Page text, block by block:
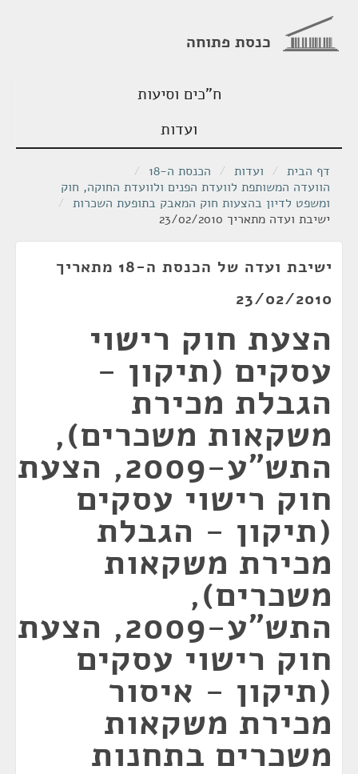
כנסת פתוחה
ח"כים וסיעות
ועדות
דף הבית / ועדות / הכנסת ה-18
/
הוועדה המשותפת לוועדת הפנים ולוועדת החוקה, חוק
ומשפט לדיון בהצעות חוק המאבק בתופעת השכרות /
ישיבת ועדה מתאריך 23/02/2010
ישיבת ועדה של הכנסת ה-18 מתאריך
23/02/2010
הצעת חוק רישוי
עסקים (תיקון -
הגבלת מכירת
משקאות משכרים),
התש"ע-2009, הצעת
חוק רישוי עסקים
(תיקון - הגבלת
מכירת משקאות
משכרים),
התש"ע-2009, הצעת
חוק רישוי עסקים
(תיקון - איסור
מכירת משקאות
משכרים בתחנות